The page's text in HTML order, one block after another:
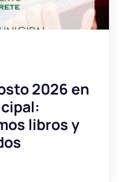
2026 en
libros y